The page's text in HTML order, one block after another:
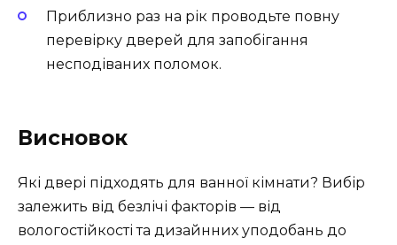
Приблизно раз на рік проводьте повну
перевірку дверей для запобігання
несподіваних поломок.
Висновок
Які двері підходять для ванної кімнати? Вибір
залежить від безлічі факторів — від
вологостійкості та дизайнних уподобань до